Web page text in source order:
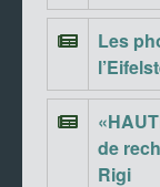
Les
de
Rigi